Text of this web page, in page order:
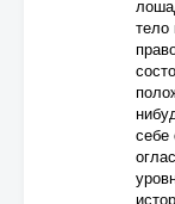
тело
себе